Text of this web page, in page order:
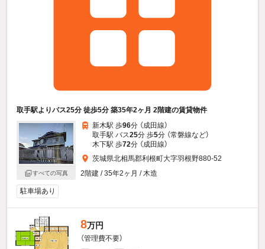
取手駅よりバス25分 徒歩5分 築35年2ヶ月 2階建の賃貸物件
すべての写真
新木駅 歩96分 （成田線）
取手駅 バス25分 歩5分 （常磐線など）
木下駅 歩72分 （成田線）
茨城県北相馬郡利根町大字羽根野880-52
2階建 / 35年2ヶ月 / 木造
駐車場あり
8万円
（管理費不要）